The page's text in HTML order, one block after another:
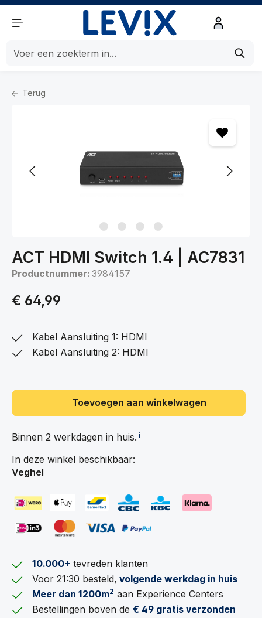
Terug
Home
ACT HDMI Switch 1.4 | AC7831
Productnummer: 3984157
€ 64,99
Kabel Aansluiting 1: HDMI
Kabel Aansluiting 2: HDMI
Toevoegen aan winkelwagen
Binnen 2 werkdagen in huis. ℹ️
In deze winkel beschikbaar:
Veghel
10.000+ tevreden klanten
Voor 21:30 besteld, volgende werkdag in huis
Meer dan 1200m2 aan Experience Centers
Bestellingen boven de€ 49 gratis verzonden